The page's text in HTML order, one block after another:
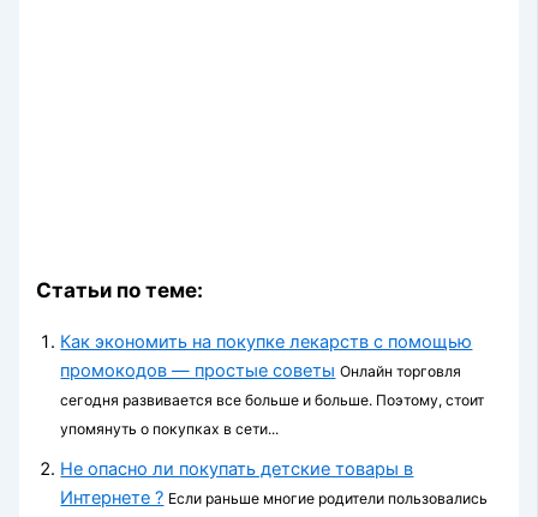
Статьи по теме:
Как экономить на покупке лекарств с помощью
промокодов — простые советы Онлайн торговля
сегодня развивается все больше и больше. Поэтому, стоит
упомянуть о покупках в сети...
Не опасно ли покупать детские товары в
Интернете ? Если раньше многие родители пользовались